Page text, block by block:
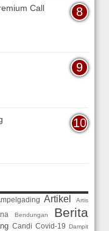
Call
Artikel Artis
Bendungan Berita
Candi Covid-19 Dampit